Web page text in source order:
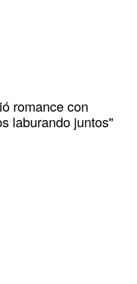
romance con
laburando juntos"